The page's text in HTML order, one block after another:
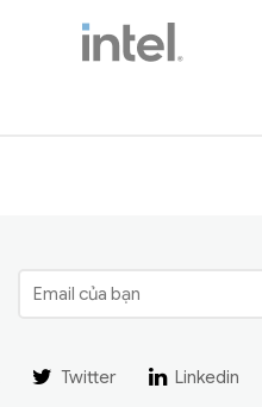
Twitter Linkedin